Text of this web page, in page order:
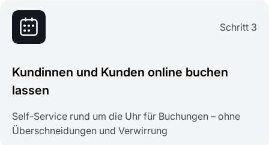
Schritt 3
Kundinnen und Kunden online buchen
lassen
Self-Service rund um die Uhr für Buchungen – ohne
Überschneidungen und Verwirrung